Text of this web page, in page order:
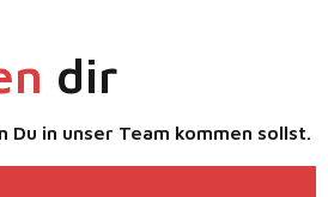
dir
Du in unser Team kommen sollst.